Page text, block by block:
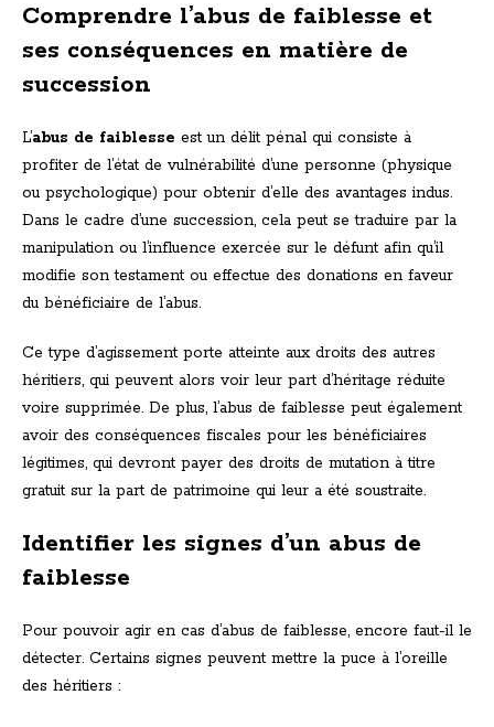
Comprendre l’abus de faiblesse et
ses conséquences en matière de
succession
L’abus de faiblesse est un délit pénal qui consiste à
profiter de l’état de vulnérabilité d’une personne (physique
ou psychologique) pour obtenir d’elle des avantages indus.
Dans le cadre d’une succession, cela peut se traduire par la
manipulation ou l’influence exercée sur le défunt afin qu’il
modifie son testament ou effectue des donations en faveur
du bénéficiaire de l’abus.
Ce type d’agissement porte atteinte aux droits des autres
héritiers, qui peuvent alors voir leur part d’héritage réduite
voire supprimée. De plus, l’abus de faiblesse peut également
avoir des conséquences fiscales pour les bénéficiaires
légitimes, qui devront payer des droits de mutation à titre
gratuit sur la part de patrimoine qui leur a été soustraite.
Identifier les signes d’un abus de
faiblesse
Pour pouvoir agir en cas d’abus de faiblesse, encore faut-il le
détecter. Certains signes peuvent mettre la puce à l’oreille
des héritiers :